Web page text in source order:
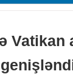
Vatikan